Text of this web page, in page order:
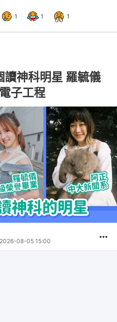
1 1 1
神科明星 羅毓儀
子工程
2026-08-05 15:00